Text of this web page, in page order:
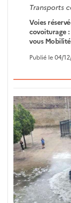
Transports
Voies
covoiturage :
vous
Publié le 04/